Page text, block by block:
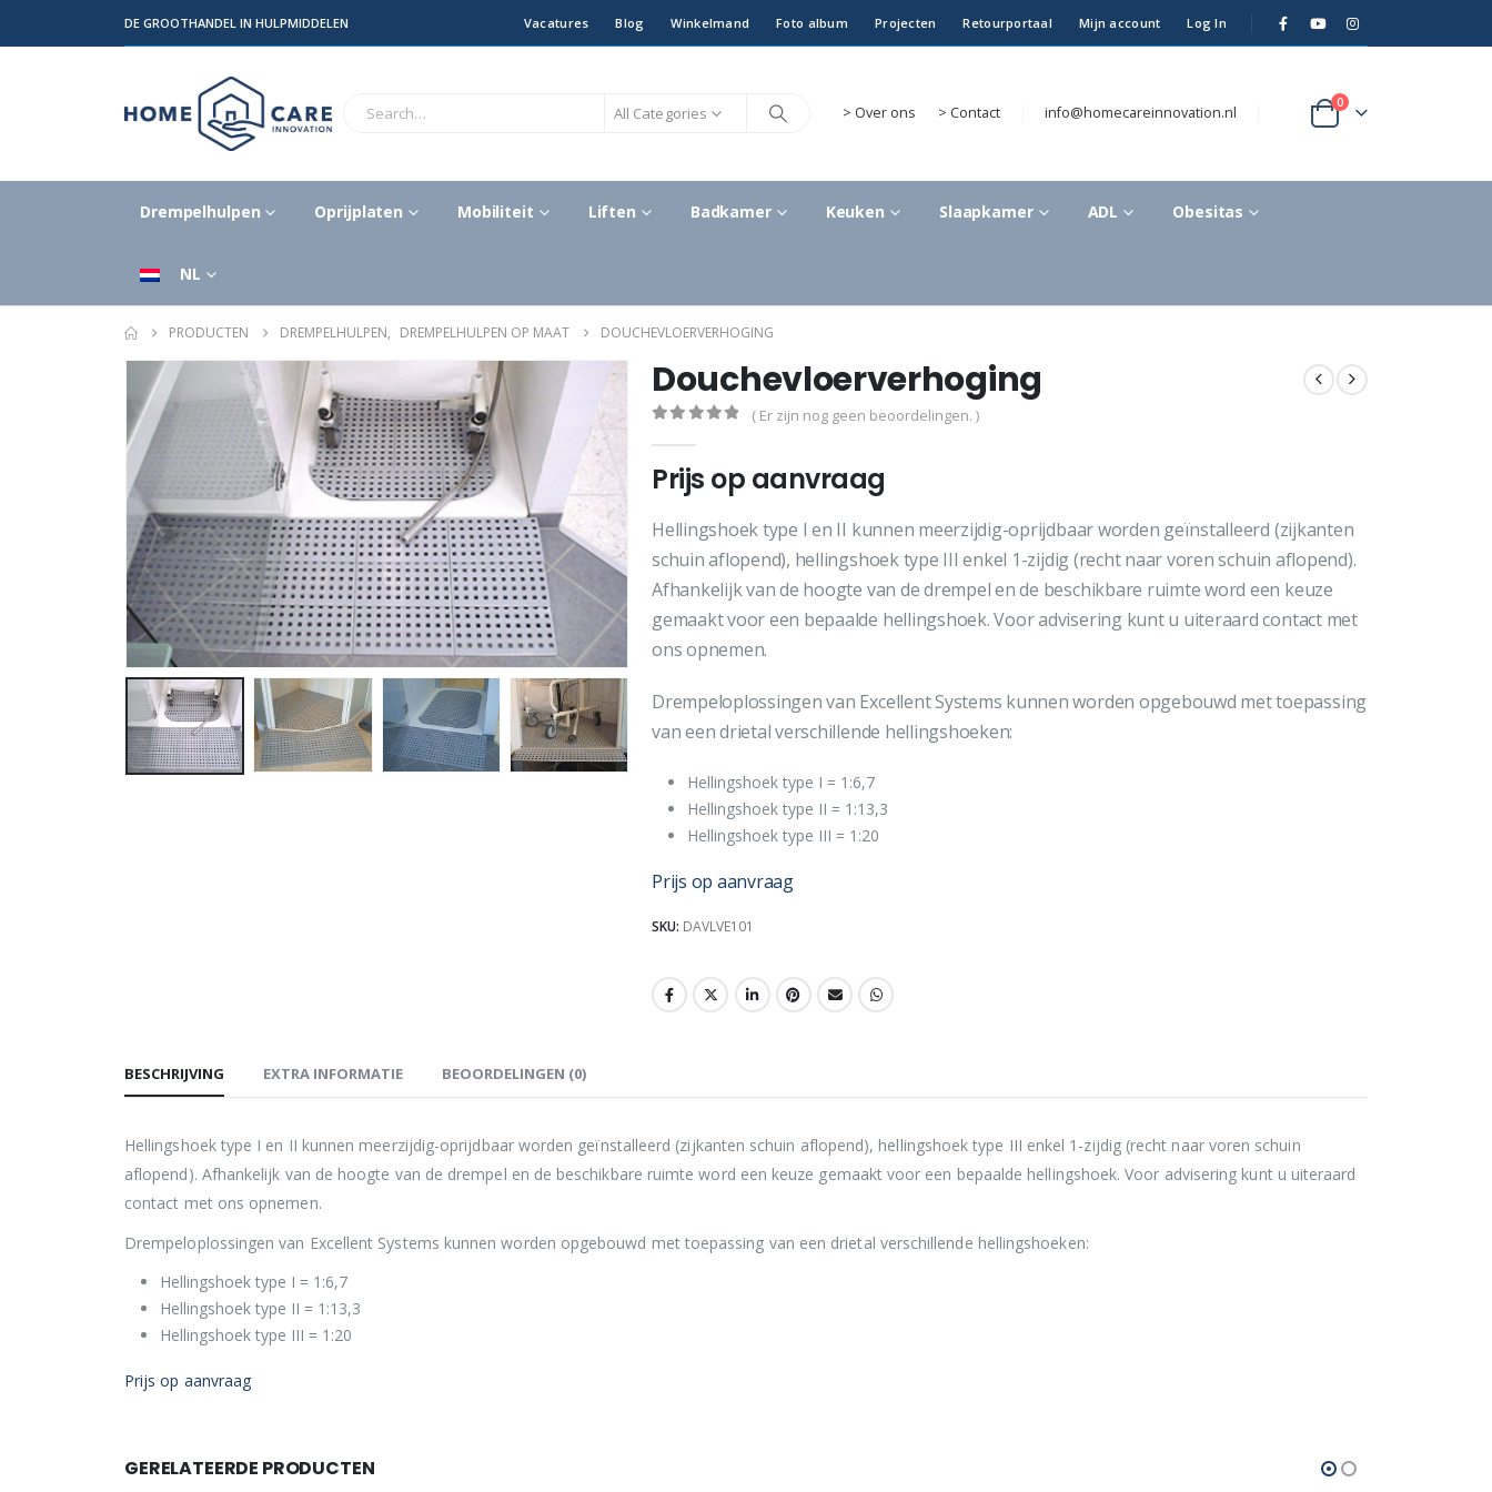
DE GROOTHANDEL IN HULPMIDDELEN Vacatures Blog Winkelmand Foto album Projecten Retourportaal Mijn account Log In
All Categories > Over ons > Contact info@homecareinnovation.nl
0
Drempelhulpen Oprijplaten Mobiliteit Liften Badkamer Keuken Slaapkamer ADL Obesitas
NL
PRODUCTEN DREMPELHULPEN, DREMPELHULPEN OP MAAT DOUCHEVLOERVERHOGING
Douchevloerverhoging
( Er zijn nog geen beoordelingen. )
Prijs op aanvraag
Hellingshoek type I en II kunnen meerzijdig-oprijdbaar worden geïnstalleerd (zijkanten
schuin aflopend), hellingshoek type III enkel 1-zijdig (recht naar voren schuin aflopend).
Afhankelijk van de hoogte van de drempel en de beschikbare ruimte word een keuze
gemaakt voor een bepaalde hellingshoek. Voor advisering kunt u uiteraard contact met
ons opnemen.
Drempeloplossingen van Excellent Systems kunnen worden opgebouwd met toepassing
van een drietal verschillende hellingshoeken:
Hellingshoek type I = 1:6,7
Hellingshoek type II = 1:13,3
Hellingshoek type III = 1:20
Prijs op aanvraag
SKU: DAVLVE101
BESCHRIJVING EXTRA INFORMATIE BEOORDELINGEN (0)
Hellingshoek type I en II kunnen meerzijdig-oprijdbaar worden geïnstalleerd (zijkanten schuin aflopend), hellingshoek type III enkel 1-zijdig (recht naar voren schuin
aflopend). Afhankelijk van de hoogte van de drempel en de beschikbare ruimte word een keuze gemaakt voor een bepaalde hellingshoek. Voor advisering kunt u uiteraard
contact met ons opnemen.
Drempeloplossingen van Excellent Systems kunnen worden opgebouwd met toepassing van een drietal verschillende hellingshoeken:
Hellingshoek type I = 1:6,7
Hellingshoek type II = 1:13,3
Hellingshoek type III = 1:20
Prijs op aanvraag
GERELATEERDE PRODUCTEN